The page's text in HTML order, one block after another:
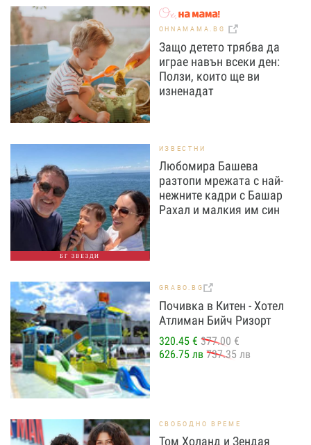
OHNAMAMA.BG
Защо детето трябва да
играе навън всеки ден:
Ползи, които ще ви
изненадат
БГ ЗВЕЗДИ
ИЗВЕСТНИ
Любомира Башева
разтопи мрежата с най-
нежните кадри с Башар
Рахал и малкия им син
GRABO.BG
Почивка в Китен - Хотел
Атлиман Бийч Ризорт
320.45 € 377.00 €
626.75 лв 737.35 лв
СВОБОДНО ВРЕМЕ
Том Холанд и Зендая